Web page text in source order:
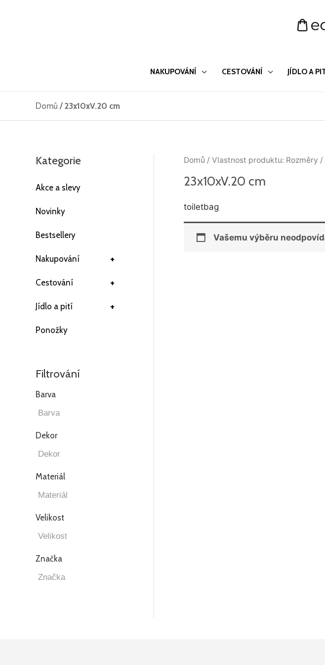
NAKUPOVÁNÍ CESTOVÁNÍ JÍDLO A
Domů / 23x10xV.20 cm
Kategorie
Akce a slevy
Novinky
Bestsellery
+
Nakupování
+
Cestování
+
Jídlo a pití
Ponožky
Filtrování
Barva
Dekor
Materiál
Velikost
Značka
Domů / Vlastnost produktu: Rozměry /
23x10xV.20 cm
toiletbag
Vašemu výběru